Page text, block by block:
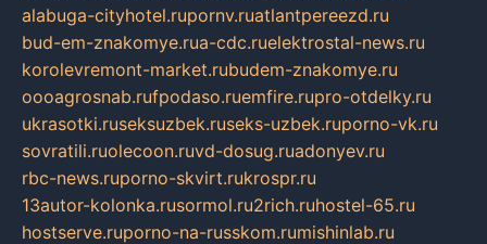
alabuga-cityhotel.rupornv.ruatlantpereezd.ru
bud-em-znakomye.rua-cdc.ruelektrostal-news.ru
korolevremont-market.rubudem-znakomye.ru
oooagrosnab.rufpodaso.ruemfire.rupro-otdelky.ru
ukrasotki.ruseksuzbek.ruseks-uzbek.ruporno-vk.ru
sovratili.ruolecoon.ruvd-dosug.ruadonyev.ru
rbc-news.ruporno-skvirt.rukrospr.ru
13autor-kolonka.rusormol.ru2rich.ruhostel-65.ru
hostserve.ruporno-na-russkom.rumishinlab.ru